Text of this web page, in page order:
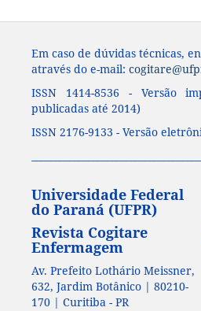
Em caso de dúvidas técnicas,
através do e-mail:
ISSN 1414-8536 - Versão
publicadas até 2014)
ISSN 2176-9133 - Versão
Universidade Federal
do Paraná (UFPR)
Revista Cogitare
Enfermagem
Av. Prefeito Lothário Meissner,
632, Jardim Botânico | 80210-
170 | Curitiba - PR